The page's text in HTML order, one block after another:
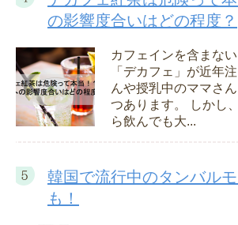
の影響度合いはどの程度？
カフェインを含まな
「デカフェ」が近年
んや授乳中のママさ
つあります。 しかし
ら飲んでも大...
韓国で流行中のタンバル
も！